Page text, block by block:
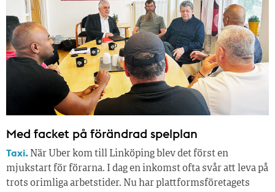
Med facket på förändrad spelplan
Taxi. När Uber kom till Linköping blev det först en
mjukstart för förarna. I dag en inkomst ofta svår att leva på
trots orimliga arbetstider. Nu har plattformsföretagets